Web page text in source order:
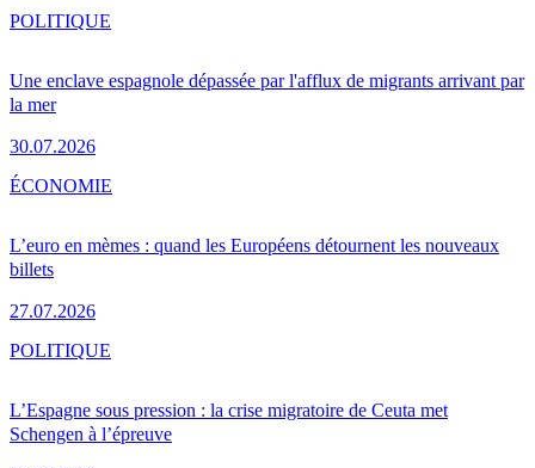
Une enclave espagnole dépassée par l'afflux de migrants arrivant par
la mer
30.07.2026
POLITIQUE
L’euro en mèmes : quand les Européens détournent les nouveaux
billets
27.07.2026
ÉCONOMIE
L’Espagne sous pression : la crise migratoire de Ceuta met
Schengen à l’épreuve
POLITIQUE